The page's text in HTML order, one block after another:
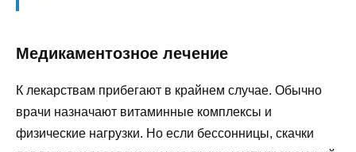
Медикаментозное лечение
К лекарствам прибегают в крайнем случае. Обычно
врачи назначают витаминные комплексы и
физические нагрузки. Но если бессонницы, скачки